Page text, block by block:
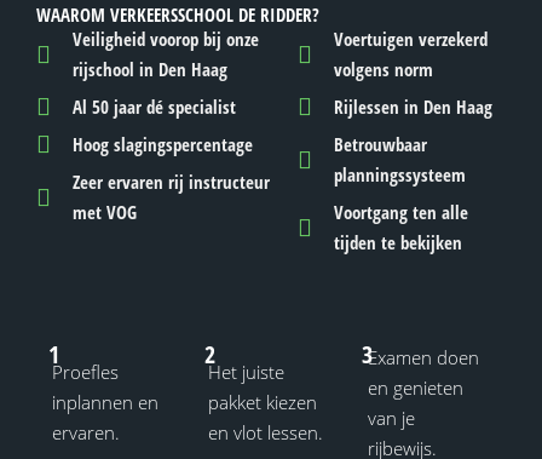
WAAROM VERKEERSSCHOOL DE RIDDER?
Veiligheid voorop bij onze
rijschool in Den Haag
Al 50 jaar dé specialist
Hoog slagingspercentage
Zeer ervaren rij instructeur
met VOG
Voertuigen verzekerd
volgens norm
Rijlessen in Den Haag
Betrouwbaar
planningssysteem
Voortgang ten alle
tijden te bekijken
1
Proefles
inplannen en
ervaren.
2
Het juiste
pakket kiezen
en vlot lessen.
3Examen doen
en genieten
van je
rijbewijs.